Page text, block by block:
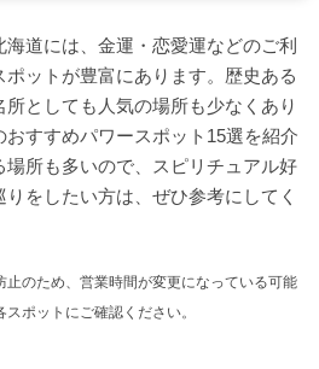
の透明度を誇る「神の湖」
煮えたぎる湯気で心身のデトック
自然に包まれた「願い事が叶う
る!?ミズナラの銘木
適！幸せへの切符をGET
道には、金運・恋愛運などのご利
ットが豊富にあります。歴史ある
としても人気の場所も少なくあり
おすすめパワースポット15選を紹介
場所も多いので、スピリチュアル好
をしたい方は、ぜひ参考にしてく
のため、営業時間が変更になっている可能
ポットにご確認ください。